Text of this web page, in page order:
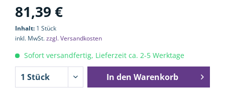
81,39 €
Inhalt: 1 Stück
inkl. MwSt.zzgl. Versandkosten
Sofort versandfertig, Lieferzeit ca. 2-5 Werktage
In den Warenkorb